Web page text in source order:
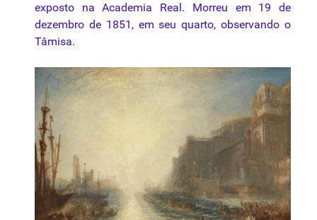
exposto na Academia Real. Morreu em 19 de
dezembro de 1851, em seu quarto, observando o
Tâmisa.